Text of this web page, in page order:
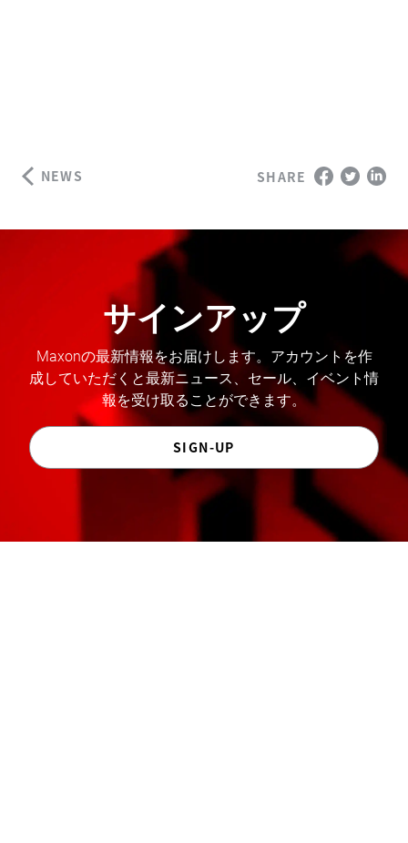
NEWS SHARE
サインアップ
Maxonの最新情報をお届けします。アカウントを作
成していただくと最新ニュース、セール、イベント情
報を受け取ることができます。
SIGN-UP